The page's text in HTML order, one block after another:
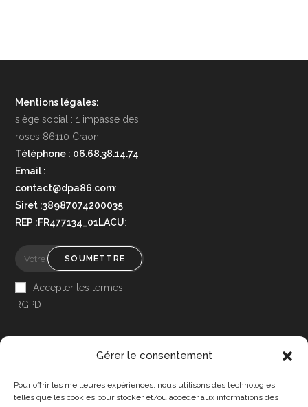
Gérer le consentement
Pour offrir les meilleures expériences, nous utilisons des technologies
telles que les cookies pour stocker et/ou accéder aux informations des
Mentions légales:
siège social : 1 impasse des
roses 86110 Craon:
Téléphone : 06.68.38.14.74:
Email :
contact@dpa86.com:
Siret :38987074200035:
REP :FR477134_01LACU:
SOUMETTRE
Accepter les termes
RGPD
Accessibilité